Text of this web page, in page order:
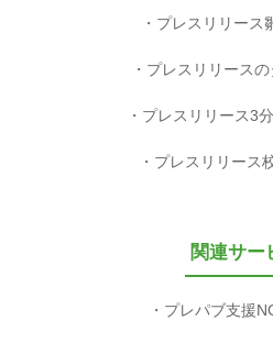
プレスリリース
プレスリリース
プレスリリース3
プレスリリース
関連サー
プレパブ支援